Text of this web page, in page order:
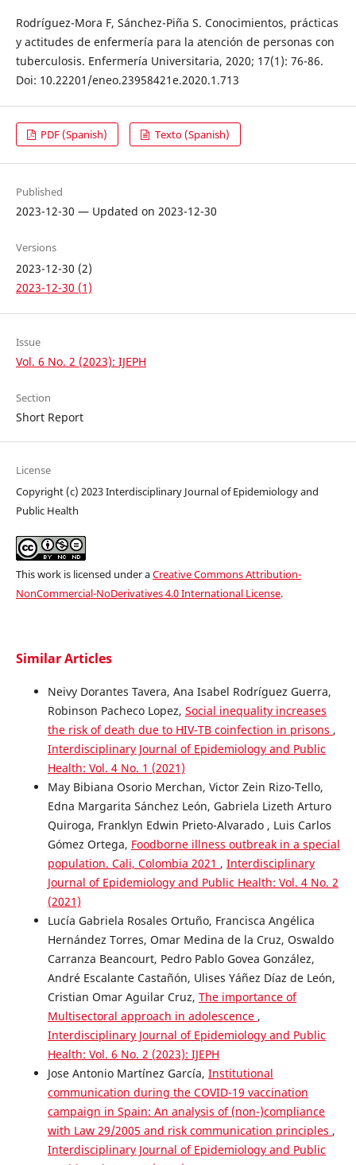
Rodríguez-Mora F, Sánchez-Piña S. Conocimientos, prácticas
y actitudes de enfermería para la atención de personas con
tuberculosis. Enfermería Universitaria, 2020; 17(1): 76-86.
Doi: 10.22201/eneo.23958421e.2020.1.713
PDF (Spanish) Texto (Spanish)
Published
2023-12-30 — Updated on 2023-12-30
Versions
2023-12-30 (2)
2023-12-30 (1)
Issue
Vol. 6 No. 2 (2023): IJEPH
Section
Short Report
License
Copyright (c) 2023 Interdisciplinary Journal of Epidemiology and
Public Health
This work is licensed under aCreative Commons Attribution-
NonCommercial-NoDerivatives 4.0 International License.
Similar Articles
Neivy Dorantes Tavera, Ana Isabel Rodríguez Guerra,
Robinson Pacheco Lopez, Social inequality increases
the risk of death due to HIV-TB coinfection in prisons ,
Interdisciplinary Journal of Epidemiology and Public
Health: Vol. 4 No. 1 (2021)
May Bibiana Osorio Merchan, Victor Zein Rizo-Tello,
Edna Margarita Sánchez León, Gabriela Lizeth Arturo
Quiroga, Franklyn Edwin Prieto-Alvarado , Luis Carlos
Gómez Ortega, Foodborne illness outbreak in a special
population. Cali, Colombia 2021 , Interdisciplinary
Journal of Epidemiology and Public Health: Vol. 4 No. 2
(2021)
Lucía Gabriela Rosales Ortuño, Francisca Angélica
Hernández Torres, Omar Medina de la Cruz, Oswaldo
Carranza Beancourt, Pedro Pablo Govea González,
André Escalante Castañón, Ulises Yáñez Díaz de León,
Cristian Omar Aguilar Cruz, The importance of
Multisectoral approach in adolescence ,
Interdisciplinary Journal of Epidemiology and Public
Health: Vol. 6 No. 2 (2023): IJEPH
Jose Antonio Martínez García, Institutional
communication during the COVID-19 vaccination
campaign in Spain: An analysis of (non-)compliance
with Law 29/2005 and risk communication principles ,
Interdisciplinary Journal of Epidemiology and Public